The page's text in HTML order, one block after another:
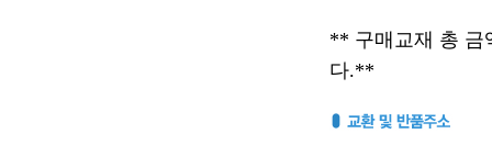
** 구매교재 총 금
다.**